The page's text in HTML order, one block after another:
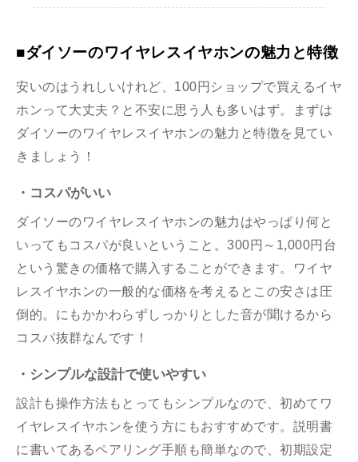
■ダイソーのワイヤレスイヤホンの魅力と特徴
安いのはうれしいけれど、100円ショップで買えるイヤ
ホンって大丈夫？と不安に思う人も多いはず。まずは
ダイソーのワイヤレスイヤホンの魅力と特徴を見てい
きましょう！
・コスパがいい
ダイソーのワイヤレスイヤホンの魅力はやっぱり何と
いってもコスパが良いということ。300円～1,000円台
という驚きの価格で購入することができます。
ワイヤ
レスイヤホンの一般的な価格を考えるとこの安さは圧
倒的。にもかかわらずしっかりとした音が聞けるから
コスパ抜群なんです！
・シンプルな設計で使いやすい
設計も操作方法もとってもシンプルなので、初めてワ
イヤレスイヤホンを使う方にもおすすめです。説明書
に書いてあるペアリング手順も簡単なので、初期設定